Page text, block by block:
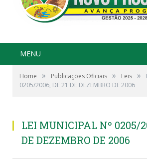
MENU
Home » Publicações Oficiais » Leis »
0205/2006, DE 21 DE DEZEMBRO DE 2006
LEI MUNICIPAL Nº 0205/
DE DEZEMBRO DE 2006